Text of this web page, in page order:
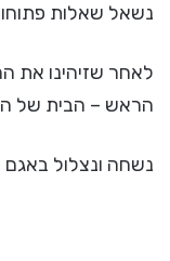
נשאל שאלות
לאחר שזיהינו את
הראש – הבית של
נשחה ונצלול באגם